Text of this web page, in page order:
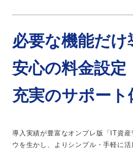
必要な機能だけ
安心の料金設定
充実のサポート
導入実績が豊富なオンプレ版「IT資
ウを生かし、よりシンプル・手軽に活